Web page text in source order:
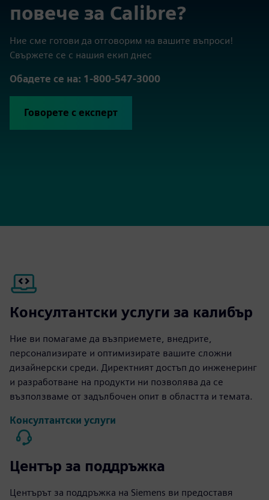
повече за Calibre?
Ние сме готови да отговорим на вашите въпроси!
Свържете се с нашия екип днес
Обадете се на: 1-800-547-3000
Говорете с експерт
Консултантски услуги за калибър
Ние ви помагаме да възприемете, внедрите,
персонализирате и оптимизирате вашите сложни
дизайнерски среди. Директният достъп до инженеринг
и разработване на продукти ни позволява да се
възползваме от задълбочен опит в областта и темата.
Консултантски услуги
Център за поддръжка
Центърът за поддръжка на Siemens ви предоставя